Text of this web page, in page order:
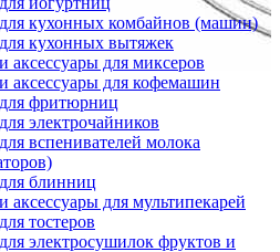
кухонных комбайнов (машин)
кухонных вытяжек
аксессуары для миксеров
аксессуары для кофемашин
фритюрниц
электрочайников
вспенивателей молока
блинниц
аксессуары для мультипекарей
тостеров
электросушилок фруктов и